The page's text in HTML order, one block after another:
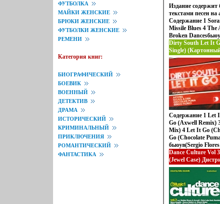
ФУТБОЛКА
МАЙКИ ЖЕНСКИЕ
БРЮКИ ЖЕНСКИЕ
ФУТБОЛКИ ЖЕНСКИЕ
РЕМЕНИ
Категория книг:
БИОГРАФИЧЕСКИЙ
БОЕВИК
ВОЕННЫЙ
ДЕТЕКТИВ
ДРАМА
ИСТОРИЧЕСКИЙ
КРИМИНАЛЬНЫЙ
ПРИКЛЮЧЕНИЯ
РОМАНТИЧЕСКИЙ
ФАНТАСТИКА
3 Hurry On Down
Classic Cliche 7
Source 9 Don't
12 Joy
Издание содержит
текстами песен
Содержание 1
Missile Blues 4 The
Broken
All We Are 9
And White 11 The
"Path Of No
Dirty South Let It
Single)
Defected,
Лицензионные
аудионосителей
издание инфо
Содержание 1 Let
Go (Axwell Remix)
Mix) 4 Let It Go
Go (Chocolate
быоув(Sergio
(Radio Edit)
Dance Culture Vol
(Jewel Case)
Концерн "Группа
Лицензионные
аудионосителей
издание инфо